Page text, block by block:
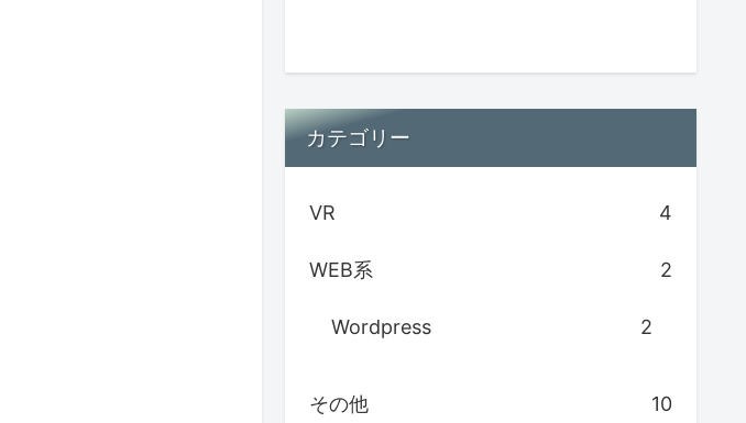
カテゴリー
VR 4
WEB系 2
Wordpress 2
その他 10